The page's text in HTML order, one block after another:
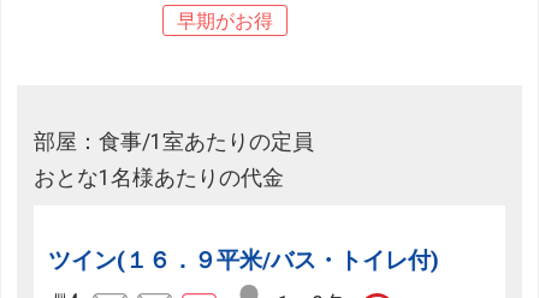
早期がお得
部屋：食事/1室あたりの定員
おとな1名様あたりの代金
ツイン(１６．９平米/バス・トイレ付)